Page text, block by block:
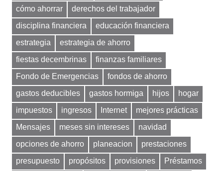
cómo ahorrar
derechos del trabajador
disciplina financiera
educación financiera
estrategia
estrategia de ahorro
fiestas decembrinas
finanzas familiares
Fondo de Emergencias
fondos de ahorro
gastos deducibles
gastos hormiga hijos
hogar
impuestos
ingresos Internet
mejores prácticas
Mensajes
meses sin intereses
navidad
opciones de ahorro
planeacion
prestaciones
presupuesto
propósitos provisiones Préstamos